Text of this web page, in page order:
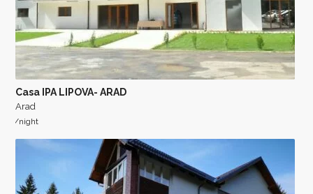
Casa IPA LIPOVA- ARAD
Arad
/night